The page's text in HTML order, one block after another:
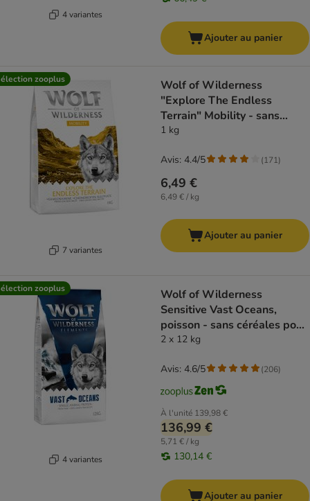
4 variantes
Ajouter au panier
zooplus
7 variantes
Wolf of Wilderness
"Explore The Endless
Terrain" Mobility - sans
céréales
1 kg
6,49 €
6,49 € / kg
Avis: 4.4/5 (171)
Ajouter au panier
zooplus
4 variantes
Wolf of Wilderness
Sensitive Vast Oceans,
poisson - sans céréales pour
chien
2 x 12 kg
À l'unité 139,98 €
136,99 €
5,71 € / kg
130,14 €
Avis: 4.6/5 (206)
Ajouter au panier